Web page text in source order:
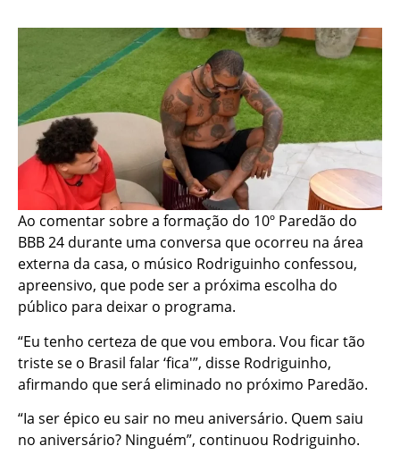
Ao comentar sobre a formação do 10º Paredão do
BBB 24 durante uma conversa que ocorreu na área
externa da casa, o músico Rodriguinho confessou,
apreensivo, que pode ser a próxima escolha do
público para deixar o programa.
“Eu tenho certeza de que vou embora. Vou ficar tão
triste se o Brasil falar ‘fica'”, disse Rodriguinho,
afirmando que será eliminado no próximo Paredão.
“Ia ser épico eu sair no meu aniversário. Quem saiu
no aniversário? Ninguém”, continuou Rodriguinho.